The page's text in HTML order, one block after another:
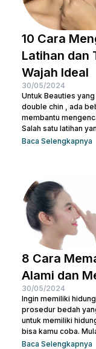
10 Cara
Latihan dan
Wajah Ideal
30/05/2024
Untuk Beauties
double chin , ada
membantu
Salah satu latihan
gerakan menutup
simak penjelasan
Chin Penyebab...
Baca Selengkapnya
8 Cara
Alami dan
30/05/2024
Ingin memiliki
prosedur bedah
untuk memiliki
bisa kamu coba.
bisa dilakukan di
Baca Selengkapnya